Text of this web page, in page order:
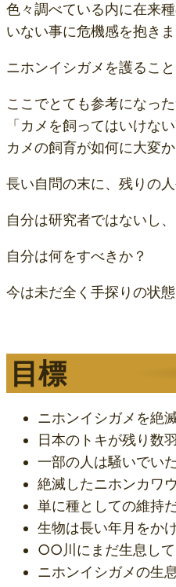
色々調べている内に在来
いない事に危機感を抱きま
ニホンイシガメを護るこ
ここでとても参考になっ
「カメを飼ってはいけな
カメの飼育が如何に大変
長い自問の末に、残りの
自分は研究者ではないし
自分は何をすべきか？
今は未だ全く手探りの状
目標
ニホンイシガメを絶
日本のトキが残り数
一部の人は騒いでい
絶滅したニホンカワ
単に種としての維持
生物は長い年月をか
○○川にまだ生息して
ニホンイシガメの生